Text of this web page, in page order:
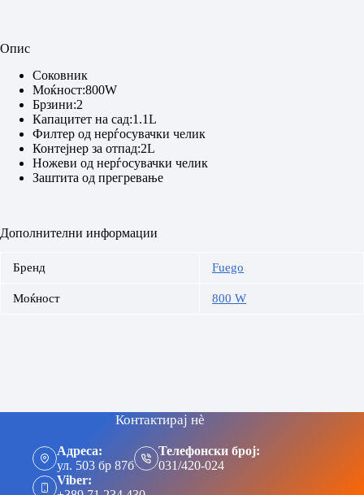
Опис
Соковник
Моќност:800W
Брзини:2
Капацитет на сад:1.1L
Филтер од нерѓосувачки челик
Контејнер за отпад:2L
Ножеви од нерѓосувачки челик
Заштита од прегревање
Дополнителни информации
Бренд Fuego
Моќност 800 W
Контактирај нè
Адреса:
ул. 503 бр 87б
Телефонски број:
031/420-024
Viber: